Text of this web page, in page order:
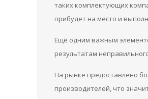
таких комплектующих
прибудет на место и
Ещё одним важным
результатам
На рынке предоставлено
производителей, что